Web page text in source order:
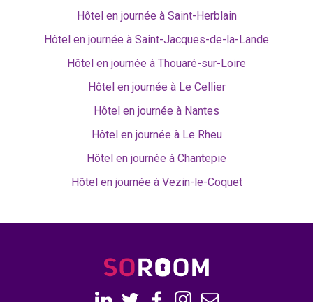
Hôtel en journée à Saint-Herblain
Hôtel en journée à Saint-Jacques-de-la-Lande
Hôtel en journée à Thouaré-sur-Loire
Hôtel en journée à Le Cellier
Hôtel en journée à Nantes
Hôtel en journée à Le Rheu
Hôtel en journée à Chantepie
Hôtel en journée à Vezin-le-Coquet